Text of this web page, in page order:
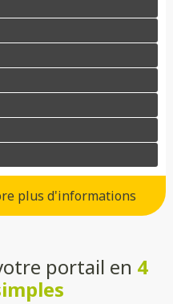
plus d'informations
qui convient au mieux à votre
avec une ouverture
portail en 4